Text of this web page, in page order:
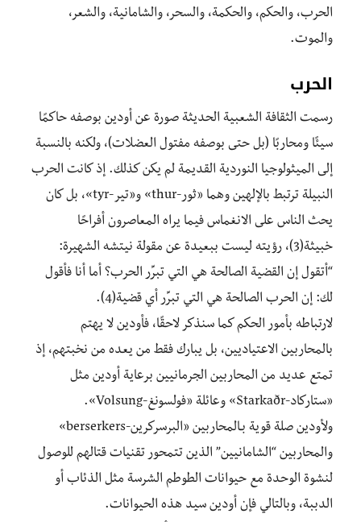
الحرب، والحكم، والحكمة، والسحر، والشامانية، والشعر،
والموت.
الحرب
رسمت الثقافة الشعبية الحديثة صورة عن أودين بوصفه حاكمًا
سيئًا ومحاربًا (بل حتى بوصفه مفتول العضلات)، ولكنه بالنسبة
إلى الميثولوجيا النوردية القديمة لم يكن كذلك. إذ كانت الحرب
النبيلة ترتبط بالإلهين وهما «ثور-thur» و«تير-tyr»، بل كان
يحث الناس على الانغماس فيما يراه المعاصرون أفراحًا
خبيثة(3)، رؤيته ليست ببعيدة عن مقولة نيتشه الشهيرة:
“أتقول إن القضية الصالحة هي التي تبرِّر الحرب؟ أما أنا فأقول
لك: إن الحرب الصالحة هي التي تبرِّر أي قضية(4).
لارتباطه بأمور الحكم كما سنذكر لاحقًا، فأودين لا يهتم
بالمحاربين الاعتياديين، بل يبارك فقط من يعده من نخبتهم، إذ
تمتع عديد من المحاربين الجرمانيين برعاية أودين مثل
«ستاركاد-Starkaðr» وعائلة «فولسونغ-Volsung».
ولأودين صلة قوية بـالمحاربين «البرسركرين-berserkers»
والمحاربين “الشامانيين” الذين تتمحور تقنيات قتالهم للوصول
لنشوة الوحدة مع حيوانات الطوطم الشرسة مثل الذئاب أو
الدببة، وبالتالي فإن أودين سيد هذه الحيوانات.